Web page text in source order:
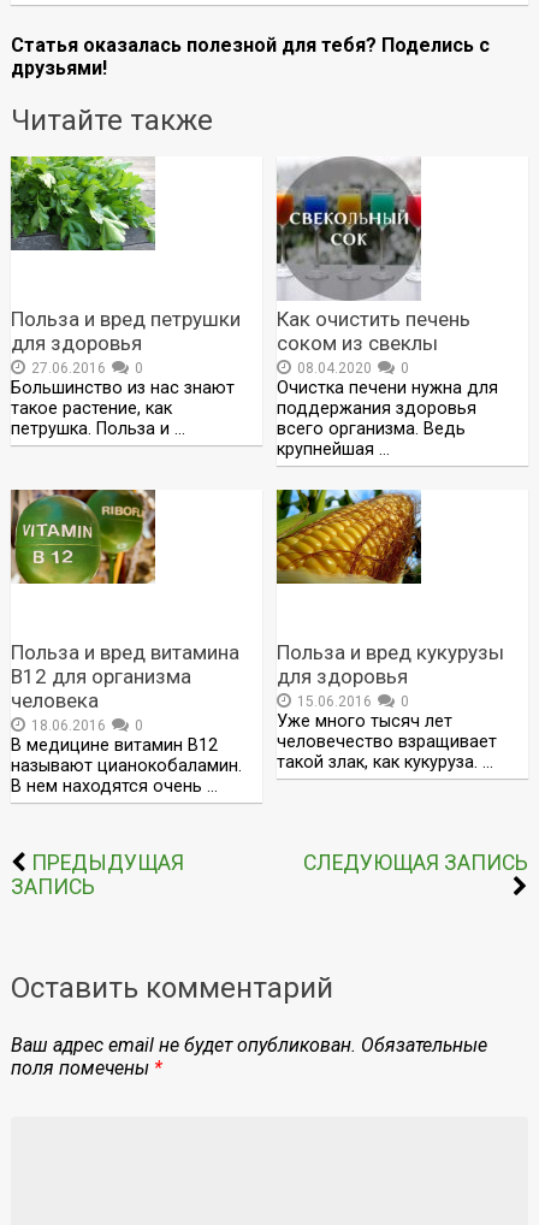
Статья оказалась полезной для тебя? Поделись с
друзьями!
Читайте также
Польза и вред петрушки
для здоровья
27.06.2016 0
Большинство из нас знают
такое растение, как
петрушка. Польза и …
Как очистить печень
соком из свеклы
08.04.2020 0
Очистка печени нужна для
поддержания здоровья
всего организма. Ведь
крупнейшая …
Польза и вред витамина
B12 для организма
человека
18.06.2016 0
В медицине витамин В12
называют цианокобаламин.
В нем находятся очень …
Польза и вред кукурузы
для здоровья
15.06.2016 0
Уже много тысяч лет
человечество взращивает
такой злак, как кукуруза. …
ПРЕДЫДУЩАЯ
ЗАПИСЬ
СЛЕДУЮЩАЯ ЗАПИСЬ
Оставить комментарий
Ваш адрес email не будет опубликован. Обязательные
поля помечены *